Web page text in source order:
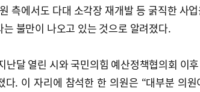
측에서도 다대 소각장 재개발 등 굵직한 사
는 불만이 나오고 있는 것으로 알려졌다.
난달 열린 시와 국민의힘 예산정책협의회 이
다. 이 자리에 참석한 한 의원은 “대부분 의